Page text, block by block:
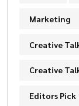
Marketing
Creative
Creative
Editors Pick